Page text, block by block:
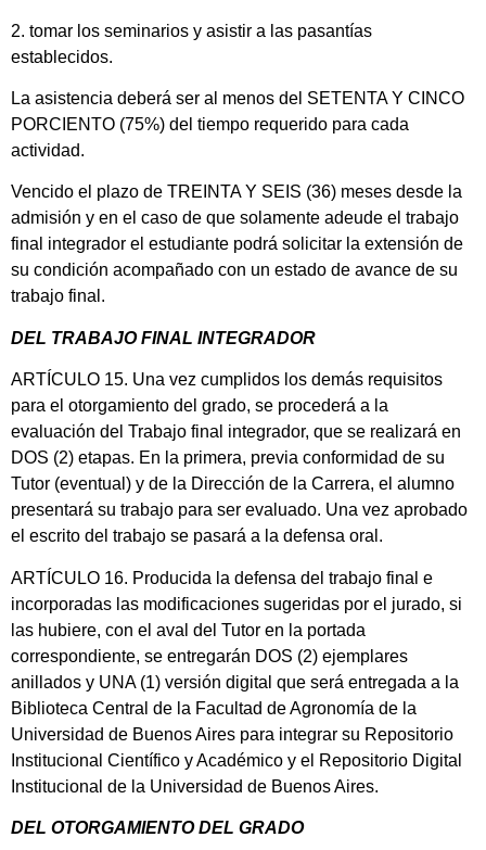
2. tomar los seminarios y asistir a las pasantías
establecidos.
La asistencia deberá ser al menos del SETENTA Y CINCO
PORCIENTO (75%) del tiempo requerido para cada
actividad.
Vencido el plazo de TREINTA Y SEIS (36) meses desde la
admisión y en el caso de que solamente adeude el trabajo
final integrador el estudiante podrá solicitar la extensión de
su condición acompañado con un estado de avance de su
trabajo final.
DEL TRABAJO FINAL INTEGRADOR
ARTÍCULO 15. Una vez cumplidos los demás requisitos
para el otorgamiento del grado, se procederá a la
evaluación del Trabajo final integrador, que se realizará en
DOS (2) etapas. En la primera, previa conformidad de su
Tutor (eventual) y de la Dirección de la Carrera, el alumno
presentará su trabajo para ser evaluado. Una vez aprobado
el escrito del trabajo se pasará a la defensa oral.
ARTÍCULO 16. Producida la defensa del trabajo final e
incorporadas las modificaciones sugeridas por el jurado, si
las hubiere, con el aval del Tutor en la portada
correspondiente, se entregarán DOS (2) ejemplares
anillados y UNA (1) versión digital que será entregada a la
Biblioteca Central de la Facultad de Agronomía de la
Universidad de Buenos Aires para integrar su Repositorio
Institucional Científico y Académico y el Repositorio Digital
Institucional de la Universidad de Buenos Aires.
DEL OTORGAMIENTO DEL GRADO